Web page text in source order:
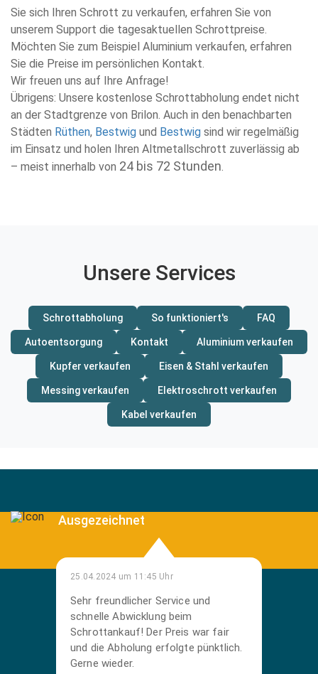
Sie sich Ihren Schrott zu verkaufen, erfahren Sie von
unserem Support die tagesaktuellen Schrottpreise.
Möchten Sie zum Beispiel Aluminium verkaufen, erfahren
Sie die Preise im persönlichen Kontakt.
Wir freuen uns auf Ihre Anfrage!
Übrigens: Unsere kostenlose Schrottabholung endet nicht
an der Stadtgrenze von Brilon. Auch in den benachbarten
Städten Rüthen, Bestwig und Bestwig sind wir regelmäßig
im Einsatz und holen Ihren Altmetallschrott zuverlässig ab
– meist innerhalb von 24 bis 72 Stunden.
Unsere Services
Schrottabholung So funktioniert's FAQ
Autoentsorgung Kontakt Aluminium verkaufen
Kupfer verkaufen Eisen & Stahl verkaufen
Messing verkaufen Elektroschrott verkaufen
Kabel verkaufen
Ausgezeichnet
25.04.2024 um 11:45 Uhr
Sehr freundlicher Service und
schnelle Abwicklung beim
Schrottankauf! Der Preis war fair
und die Abholung erfolgte pünktlich.
Gerne wieder.